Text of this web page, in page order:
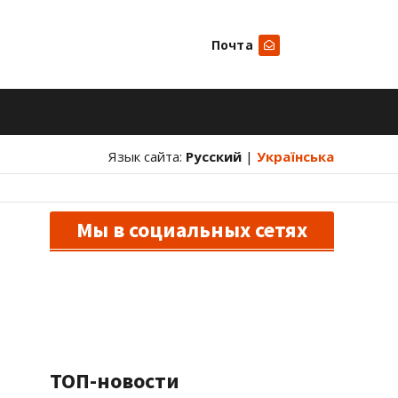
Почта
Язык сайта: Русский | Українська
Мы в социальных сетях
ТОП-новости